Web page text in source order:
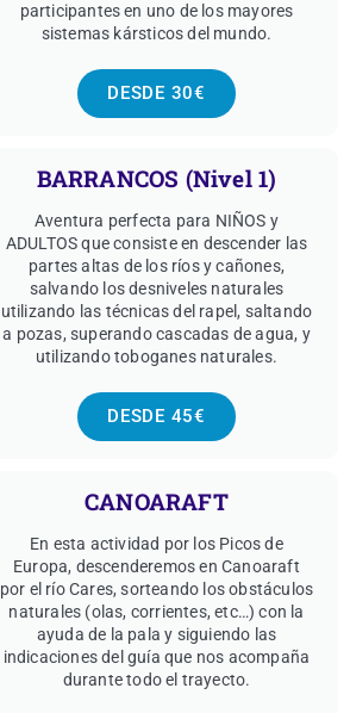
participantes en uno de los mayores
sistemas kársticos del mundo.
DESDE 30€
BARRANCOS (Nivel 1)
Aventura perfecta para NIÑOS y
ADULTOS que consiste en descender las
partes altas de los ríos y cañones,
salvando los desniveles naturales
utilizando las técnicas del rapel, saltando
a pozas, superando cascadas de agua, y
utilizando toboganes naturales.
DESDE 45€
CANOARAFT
En esta actividad por los Picos de
Europa, descenderemos en Canoaraft
por el río Cares, sorteando los obstáculos
naturales (olas, corrientes, etc…) con la
ayuda de la pala y siguiendo las
indicaciones del guía que nos acompaña
durante todo el trayecto.